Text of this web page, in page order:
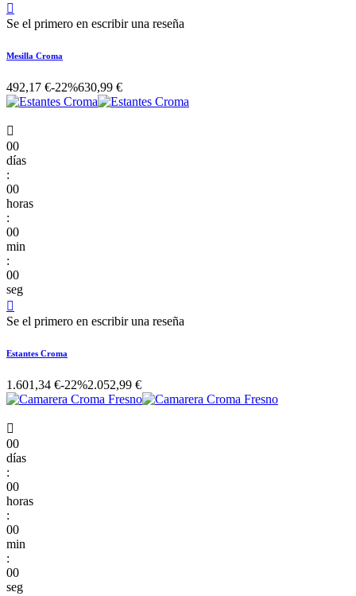

Se el primero en escribir una reseña
Mesilla Croma
492,17 €-22%630,99 €

00
días
:
00
horas
:
00
min
:
00
seg

Se el primero en escribir una reseña
Estantes Croma
1.601,34 €-22%2.052,99 €

00
días
:
00
horas
:
00
min
:
00
seg